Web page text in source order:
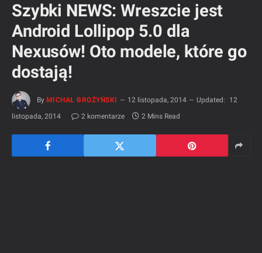
Szybki NEWS: Wreszcie jest
Android Lollipop 5.0 dla
Nexusów! Oto modele, które go
dostają!
By MICHAŁ BROŻYŃSKI 12 listopada, 2014 Updated:
12
listopada, 2014
2 komentarze 2 Mins Read